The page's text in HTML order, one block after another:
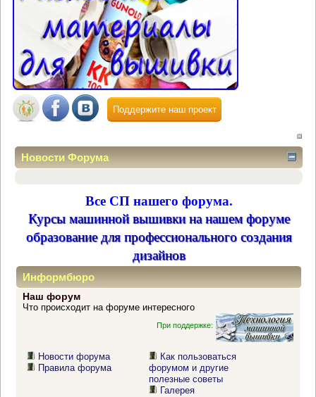
Поддержите наш проект
Новости Форума
Все СП нашего форума.
Курсы машинной вышивки на нашем форуме
образование для профессионального создания
дизайнов
Информбюро
Наш форум
Что происходит на форуме интересного
При поддержке:
Новости форума
Правила форума
Как пользоваться
форумом и другие
полезные советы
Галерея